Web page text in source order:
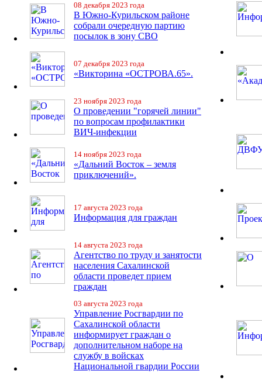
08 декабря 2023 года
В Южно-Курильском районе
собрали очередную партию
посылок в зону СВО
07 декабря 2023 года
«Викторина «ОСТРОВА.65».
23 ноября 2023 года
О проведении "горячей линии"
по вопросам профилактики
ВИЧ-инфекции
14 ноября 2023 года
«Дальний Восток – земля
приключений».
17 августа 2023 года
Информация для граждан
14 августа 2023 года
Агентство по труду и занятости
населения Сахалинской
области проведет прием
граждан
03 августа 2023 года
Управление Росгвардии по
Сахалинской области
информирует граждан о
дополнительном наборе на
службу в войсках
Национальной гвардии России